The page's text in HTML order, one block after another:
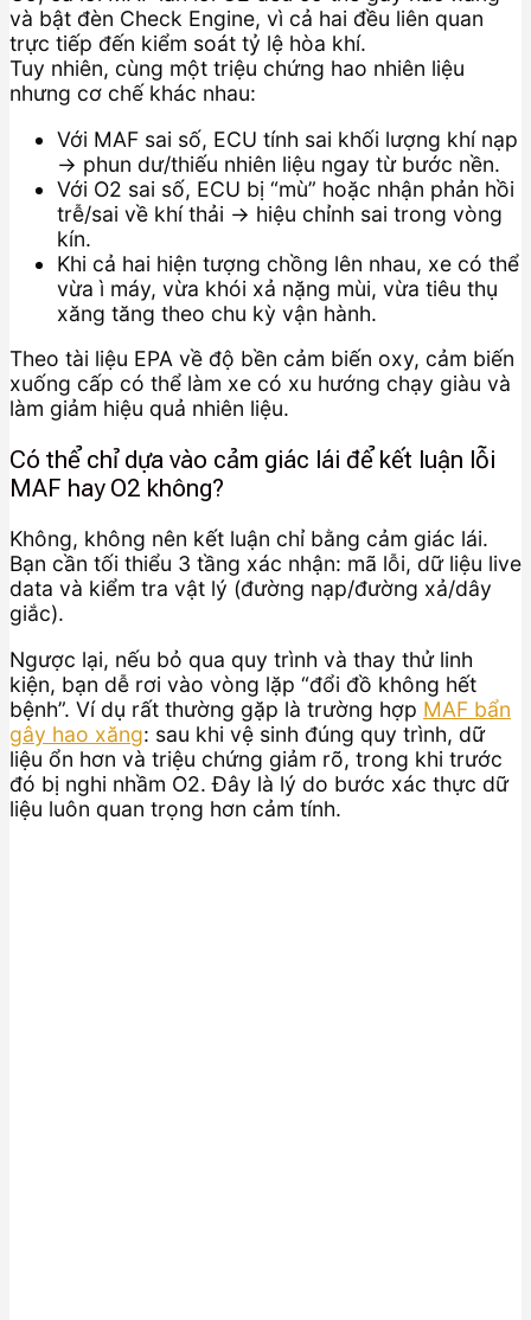
và bật đèn Check Engine, vì cả hai đều liên quan
trực tiếp đến kiểm soát tỷ lệ hòa khí.
Tuy nhiên, cùng một triệu chứng hao nhiên liệu
nhưng cơ chế khác nhau:
Với MAF sai số, ECU tính sai khối lượng khí nạp
→ phun dư/thiếu nhiên liệu ngay từ bước nền.
Với O2 sai số, ECU bị “mù” hoặc nhận phản hồi
trễ/sai về khí thải → hiệu chỉnh sai trong vòng
kín.
Khi cả hai hiện tượng chồng lên nhau, xe có thể
vừa ì máy, vừa khói xả nặng mùi, vừa tiêu thụ
xăng tăng theo chu kỳ vận hành.
Theo tài liệu EPA về độ bền cảm biến oxy, cảm biến
xuống cấp có thể làm xe có xu hướng chạy giàu và
làm giảm hiệu quả nhiên liệu.
Có thể chỉ dựa vào cảm giác lái để kết luận lỗi
MAF hay O2 không?
Không, không nên kết luận chỉ bằng cảm giác lái.
Bạn cần tối thiểu 3 tầng xác nhận: mã lỗi, dữ liệu live
data và kiểm tra vật lý (đường nạp/đường xả/dây
giắc).
Ngược lại, nếu bỏ qua quy trình và thay thử linh
kiện, bạn dễ rơi vào vòng lặp “đổi đồ không hết
bệnh”. Ví dụ rất thường gặp là trường hợp MAF bẩn
gây hao xăng: sau khi vệ sinh đúng quy trình, dữ
liệu ổn hơn và triệu chứng giảm rõ, trong khi trước
đó bị nghi nhầm O2. Đây là lý do bước xác thực dữ
liệu luôn quan trọng hơn cảm tính.